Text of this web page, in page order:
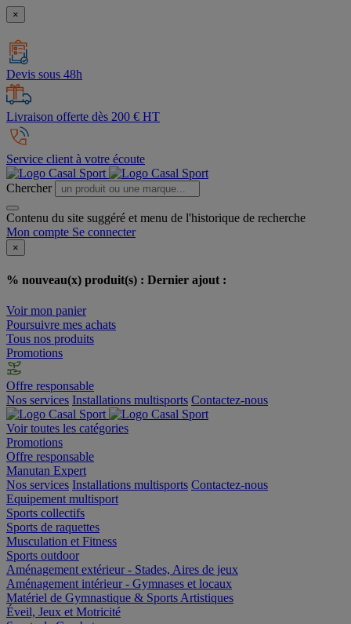
×
Devis sous 48h
Livraison offerte dès 200 € HT
Service client à votre écoute
Chercher
Contenu du site suggéré et menu de l'historique de recherche
Mon compte Se connecter
×
% nouveau(x) produit(s) : Dernier ajout :
Voir mon panier
Poursuivre mes achats
Tous nos produits
Promotions
Offre responsable
Nos services Installations multisports Contactez-nous
Voir toutes les catégories
Promotions
Offre responsable
Manutan Expert
Nos services Installations multisports Contactez-nous
Equipement multisport
Sports collectifs
Sports de raquettes
Musculation et Fitness
Sports outdoor
Aménagement extérieur - Stades, Aires de jeux
Aménagement intérieur - Gymnases et locaux
Matériel de Gymnastique & Sports Artistiques
Éveil, Jeux et Motricité